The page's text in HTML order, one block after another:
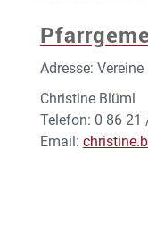
Adresse: Vereine
Christine Blüml
Telefon: 0 86 21
Email: